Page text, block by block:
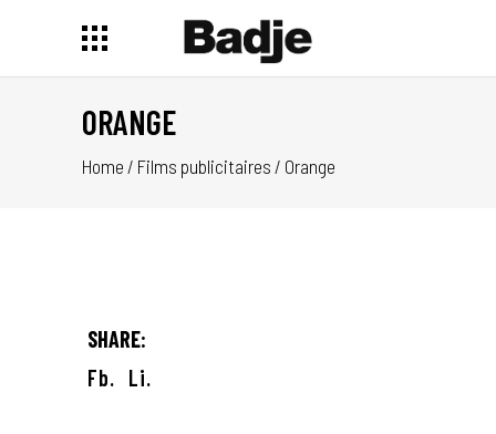
ORANGE
Home / Films publicitaires / Orange
SHARE:
Fb. Li.